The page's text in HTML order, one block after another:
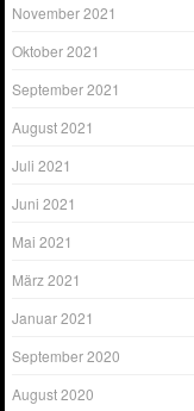
November 2021
Oktober 2021
September 2021
August 2021
Juli 2021
Juni 2021
Mai 2021
März 2021
Januar 2021
September 2020
August 2020